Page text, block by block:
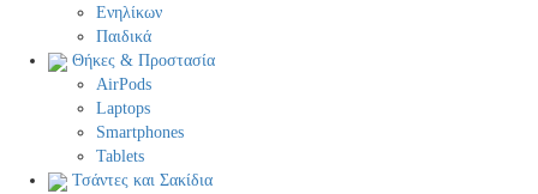
Ενηλίκων
Παιδικά
Θήκες & Προστασία
AirPods
Laptops
Smartphones
Tablets
Τσάντες και Σακίδια